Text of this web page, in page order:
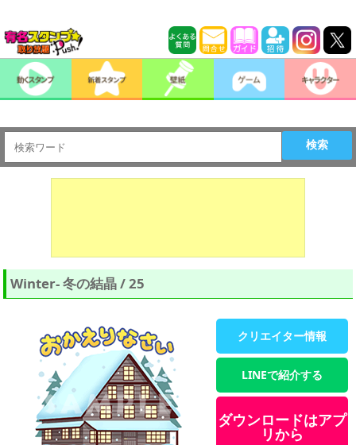
検索
Winter- 冬の結晶 / 25
クリエイター情報
LINEで紹介する
ダウンロードはアプ
リから